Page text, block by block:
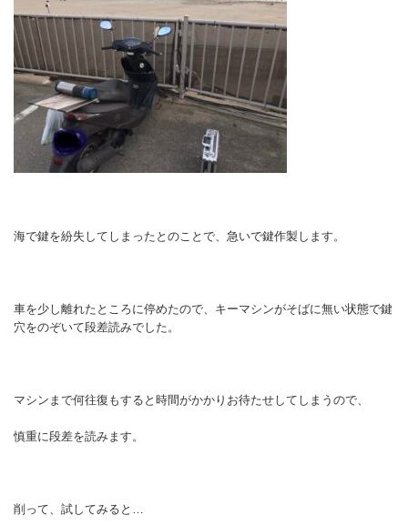
海で鍵を紛失してしまったとのことで、急いで鍵作製します。
車を少し離れたところに停めたので、キーマシンがそばに無い状態で鍵
穴をのぞいて段差読みでした。
マシンまで何往復もすると時間がかかりお待たせしてしまうので、
慎重に段差を読みます。
削って、試してみると…